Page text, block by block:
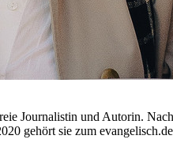
Journalistin und Autorin.
gehört sie zum